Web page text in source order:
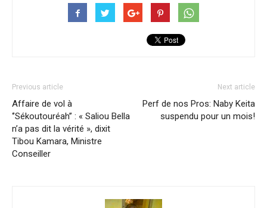
Previous article
Affaire de vol à
‘’Sékoutouréah’’ : « Saliou Bella
n’a pas dit la vérité », dixit
Tibou Kamara, Ministre
Conseiller
Next article
Perf de nos Pros: Naby Keita
suspendu pour un mois!